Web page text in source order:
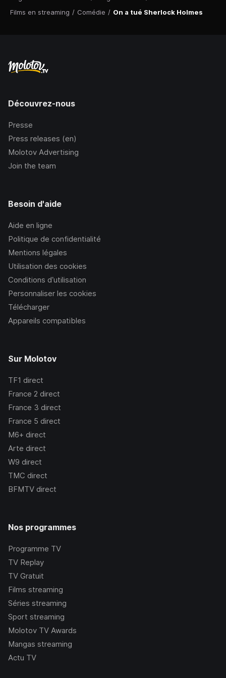
Films en streaming / Comédie / On a tué Sherlock Holmes
Découvrez-nous
Presse
Press releases (en)
Molotov Advertising
Join the team
Besoin d'aide
Aide en ligne
Politique de confidentialité
Mentions légales
Utilisation des cookies
Conditions d’utilisation
Personnaliser les cookies
Télécharger
Appareils compatibles
Sur Molotov
TF1 direct
France 2 direct
France 3 direct
France 5 direct
M6+ direct
Arte direct
W9 direct
TMC direct
BFMTV direct
Nos programmes
Programme TV
TV Replay
TV Gratuit
Films streaming
Séries streaming
Sport streaming
Molotov TV Awards
Mangas streaming
Actu TV